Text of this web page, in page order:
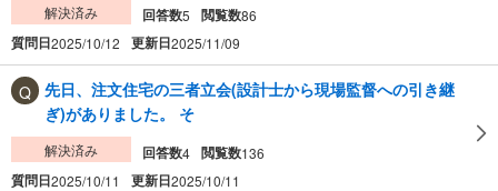
解決済み
回答数5 閲覧数86
質問日2025/10/12 更新日2025/11/09
先日、注文住宅の三者立会(設計士から現場監督への引き継
ぎ)がありました。 そ
解決済み 回答数4 閲覧数136
質問日2025/10/11 更新日2025/10/11